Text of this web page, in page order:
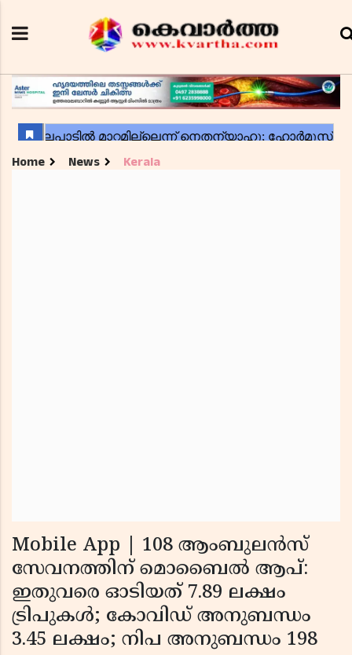
Home News Kerala
Mobile App | 108 ആംബുലന്‍സ്
സേവനത്തിന് മൊബൈല്‍ ആപ്:
ഇതുവരെ ഓടിയത് 7.89 ലക്ഷം
ട്രിപുകള്‍; കോവിഡ് അനുബന്ധം
3.45 ലക്ഷം; നിപ അനുബന്ധം 198